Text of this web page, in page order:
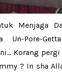
Menjaga
Un-Pore-
Korang
? In sha